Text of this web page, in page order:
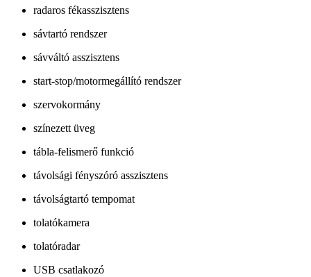
radaros fékasszisztens
sávtartó rendszer
sávváltó asszisztens
start-stop/motormegállító rendszer
szervokormány
színezett üveg
tábla-felismerő funkció
távolsági fényszóró asszisztens
távolságtartó tempomat
tolatókamera
tolatóradar
USB csatlakozó